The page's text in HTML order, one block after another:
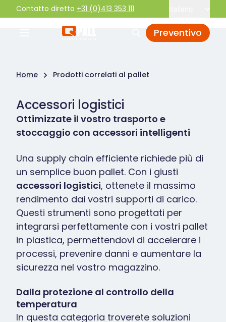
Contatto diretto +31 (0)413 353 111
Preventivo
Home Prodotti correlati al pallet
Accessori logistici
Ottimizzate il vostro trasporto e
stoccaggio con accessori intelligenti
Una supply chain efficiente richiede più di
un semplice buon pallet. Con i giusti
accessori logistici, ottenete il massimo
rendimento dai vostri supporti di carico.
Questi strumenti sono progettati per
integrarsi perfettamente con i vostri pallet
in plastica, permettendovi di accelerare i
processi, prevenire danni e aumentare la
sicurezza nel vostro magazzino.
Dalla protezione al controllo della
temperatura
In questa categoria troverete soluzioni